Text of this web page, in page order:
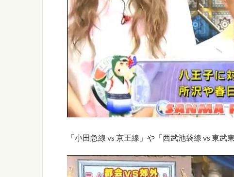
「小田急線 vs 京王線」や「西武池袋線 vs 東